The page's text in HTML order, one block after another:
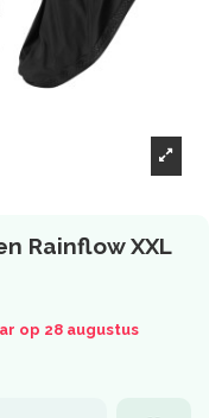
Rainflow XXL
op 28 augustus